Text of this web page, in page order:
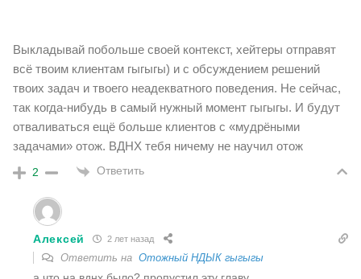
Выкладывай побольше своей контекст, хейтеры отправят
всё твоим клиентам гыгыгы) и с обсуждением решений
твоих задач и твоего неадекватного поведения. Не сейчас,
так когда-нибудь в самый нужный момент гыгыгы. И будут
отваливаться ещё больше клиентов с «мудрёными
задачами» отож. ВДНХ тебя ничему не научил отож
2 Ответить
Алексей 2 лет назад
Ответить на Отожный НДЫК гыгыгы